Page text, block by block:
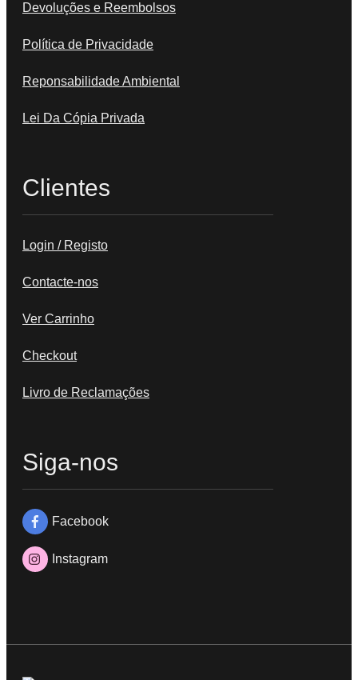
Devoluções e Reembolsos
Política de Privacidade
Reponsabilidade Ambiental
Lei Da Cópia Privada
Clientes
Login / Registo
Contacte-nos
Ver Carrinho
Checkout
Livro de Reclamações
Siga-nos
Facebook
Instagram